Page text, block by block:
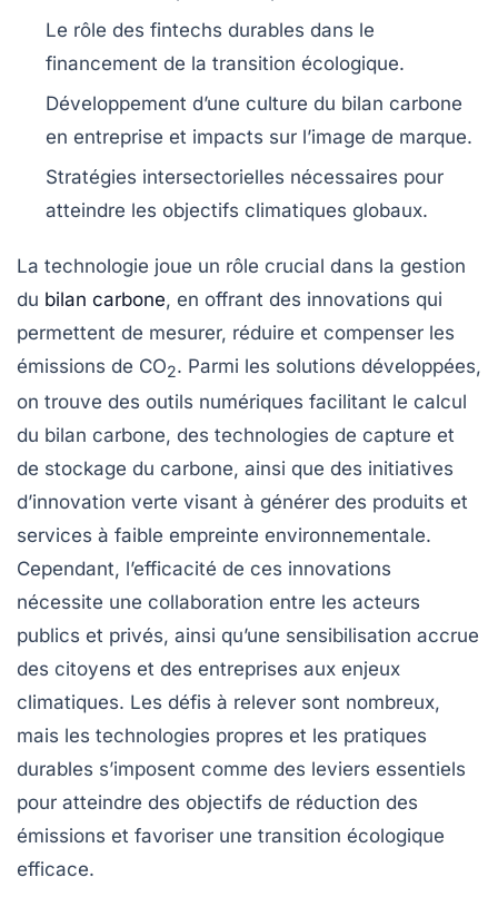
Le rôle des fintechs durables dans le
financement de la transition écologique.
Développement d’une culture du bilan carbone
en entreprise et impacts sur l’image de marque.
Stratégies intersectorielles nécessaires pour
atteindre les objectifs climatiques globaux.
La technologie joue un rôle crucial dans la gestion
du bilan carbone, en offrant des innovations qui
permettent de mesurer, réduire et compenser les
émissions de CO2. Parmi les solutions développées,
on trouve des outils numériques facilitant le calcul
du bilan carbone, des technologies de capture et
de stockage du carbone, ainsi que des initiatives
d’innovation verte visant à générer des produits et
services à faible empreinte environnementale.
Cependant, l’efficacité de ces innovations
nécessite une collaboration entre les acteurs
publics et privés, ainsi qu’une sensibilisation accrue
des citoyens et des entreprises aux enjeux
climatiques. Les défis à relever sont nombreux,
mais les technologies propres et les pratiques
durables s’imposent comme des leviers essentiels
pour atteindre des objectifs de réduction des
émissions et favoriser une transition écologique
efficace.